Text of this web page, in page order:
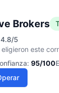
Brokers
4.8/5
este
95/100